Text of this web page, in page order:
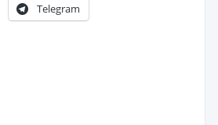
Telegram